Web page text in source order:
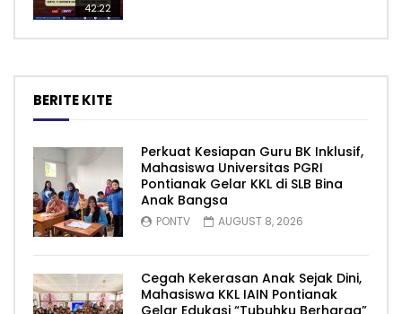
42:22
BERITE KITE
Perkuat Kesiapan Guru BK Inklusif,
Mahasiswa Universitas PGRI
Pontianak Gelar KKL di SLB Bina
Anak Bangsa
PONTV AUGUST 8, 2026
Cegah Kekerasan Anak Sejak Dini,
Mahasiswa KKL IAIN Pontianak